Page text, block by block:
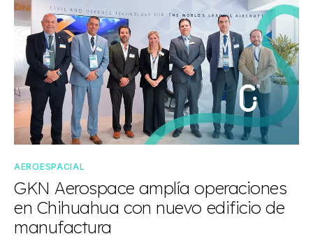
AEROESPACIAL
GKN Aerospace amplía operaciones
en Chihuahua con nuevo edificio de
manufactura